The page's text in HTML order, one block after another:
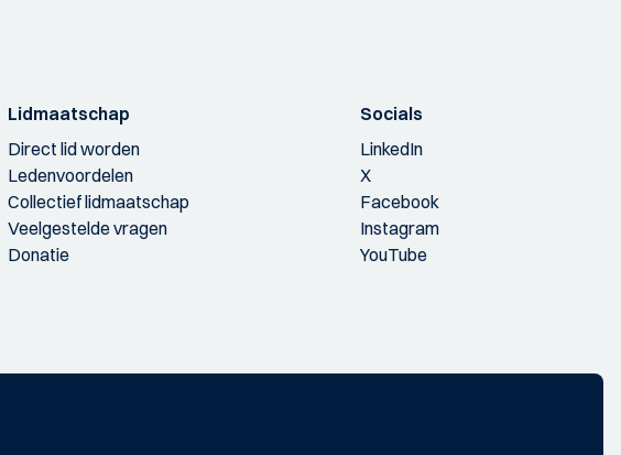
Lidmaatschap
Direct lid worden
Ledenvoordelen
Collectief lidmaatschap
Veelgestelde vragen
Donatie
Socials
LinkedIn
X
Facebook
Instagram
YouTube